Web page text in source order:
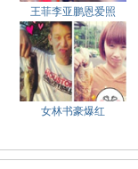
王菲李亚鹏恩爱照
女林书豪爆红